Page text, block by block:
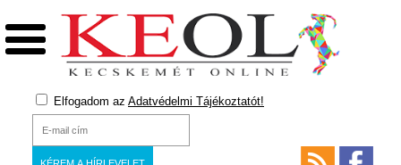
Elfogadom az Adatvédelmi Tájékoztatót!